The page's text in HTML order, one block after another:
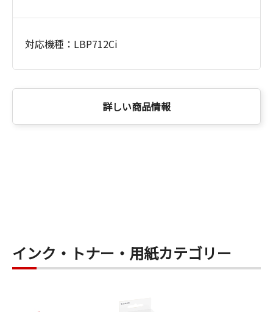
対応機種：LBP712Ci
詳しい商品情報
インク・トナー・用紙カテゴリー